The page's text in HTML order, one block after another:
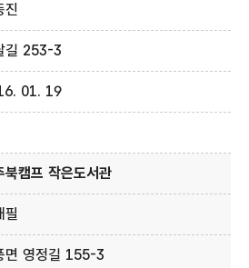
진
길 253-3
01. 19
북캠프 작은도서관
필
면 영정길 155-3